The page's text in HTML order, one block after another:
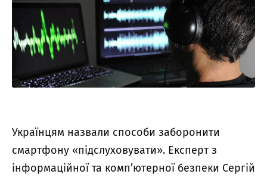
Українцям назвали способи заборонити
смартфону «підслуховувати». Експерт з
інформаційної та комп’ютерної безпеки Сергій